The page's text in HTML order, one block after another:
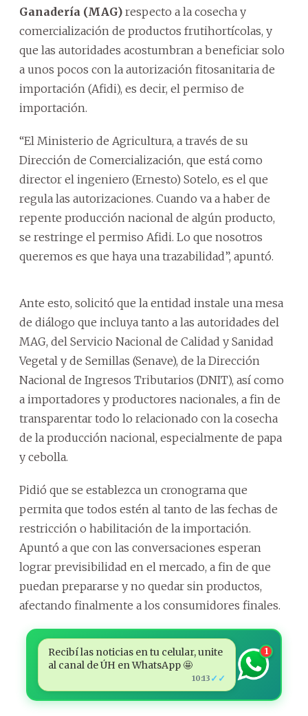
Ganadería (MAG) respecto a la cosecha y
comercialización de productos frutihortícolas, y
que las autoridades acostumbran a beneficiar solo
a unos pocos con la autorización fitosanitaria de
importación (Afidi), es decir, el permiso de
importación.
“El Ministerio de Agricultura, a través de su
Dirección de Comercialización, que está como
director el ingeniero (Ernesto) Sotelo, es el que
regula las autorizaciones. Cuando va a haber de
repente producción nacional de algún producto,
se restringe el permiso Afidi. Lo que nosotros
queremos es que haya una trazabilidad”, apuntó.
Ante esto, solicitó que la entidad instale una mesa
de diálogo que incluya tanto a las autoridades del
MAG, del Servicio Nacional de Calidad y Sanidad
Vegetal y de Semillas (Senave), de la Dirección
Nacional de Ingresos Tributarios (DNIT), así como
a importadores y productores nacionales, a fin de
transparentar todo lo relacionado con la cosecha
de la producción nacional, especialmente de papa
y cebolla.
Pidió que se establezca un cronograma que
permita que todos estén al tanto de las fechas de
restricción o habilitación de la importación.
Apuntó a que con las conversaciones esperan
lograr previsibilidad en el mercado, a fin de que
puedan prepararse y no quedar sin productos,
afectando finalmente a los consumidores finales.
Recibí las noticias en tu celular, unite
al canal de ÚH en WhatsApp 🤩
10:13 ✓✓
1